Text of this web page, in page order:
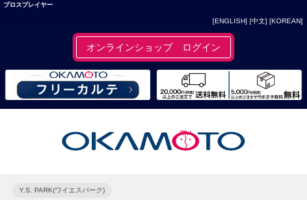
プロスプレイヤー
[ENGLISH] [中文] [KOREAN]
オンラインショップ ログイン
Y.S. PARK(ワイエスパーク)